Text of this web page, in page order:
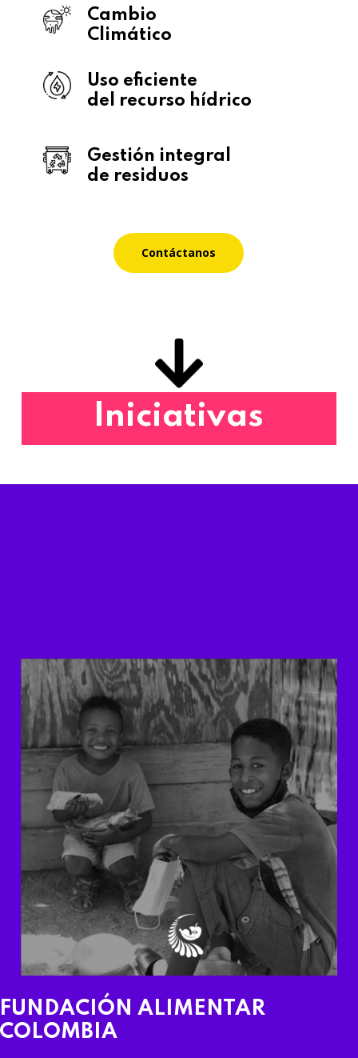
Cambio
Climático
Uso eficiente
del recurso hídrico
Gestión integral
de residuos
Contáctanos
Iniciativas
ALIMENTAR